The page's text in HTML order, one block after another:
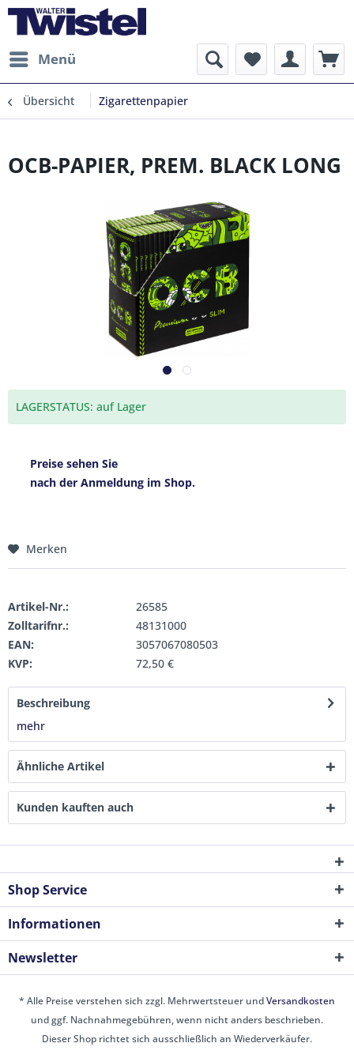
Menü
Übersicht Zigarettenpapier
OCB-PAPIER, PREM. BLACK LONG
LAGERSTATUS: auf Lager
Preise sehen Sie
nach der Anmeldung im Shop.
Merken
Artikel-Nr.:
26585
Zolltarifnr.:
48131000
EAN:
3057067080503
KVP:
72,50 €
Beschreibung
mehr
Ähnliche Artikel
Kunden kauften auch
Shop Service
Informationen
Newsletter
* Alle Preise verstehen sich zzgl. Mehrwertsteuer undVersandkosten
und ggf. Nachnahmegebühren, wenn nicht anders beschrieben.
Dieser Shop richtet sich ausschließlich an Wiederverkäufer.